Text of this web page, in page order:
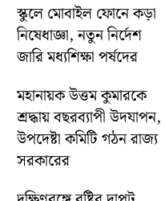
স্কুলে মোবাইল ফোনে কড়া
নিষেধাজ্ঞা, নতুন নির্দেশ
জারি মধ্যশিক্ষা পর্ষদের
মহানায়ক উত্তম কুমারকে
শ্রদ্ধায় বছরব্যাপী উদযাপন,
উপদেষ্টা কমিটি গঠন রাজ্য
সরকারের